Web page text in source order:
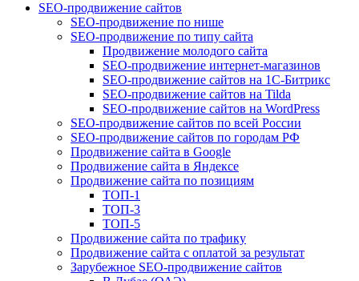
SEO-продвижение сайтов
SEO-продвижение по нише
SEO-продвижение по типу сайта
Продвижение молодого сайта
SEO-продвижение интернет-магазинов
SEO-продвижение сайтов на 1С-Битрикс
SEO-продвижение сайтов на Tilda
SEO-продвижение сайтов на WordPress
SEO-продвижение сайтов по всей России
SEO-продвижение сайтов по городам РФ
Продвижение сайта в Google
Продвижение сайта в Яндексе
Продвижение сайта по позициям
ТОП-1
ТОП-3
ТОП-5
Продвижение сайта по трафику
Продвижение сайта с оплатой за результат
Зарубежное SEO-продвижение сайтов